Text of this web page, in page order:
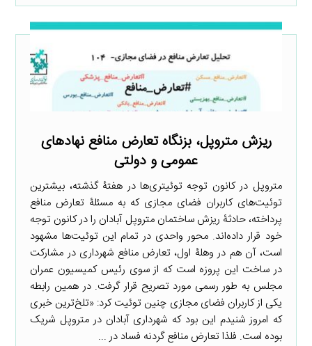
ریزش متروپل، بزنگاه تعارض منافع نهادهای
عمومی و دولتی
متروپل در کانون توجه توئیتری‌ها در هفتۀ گذشته، بیشترین
توئیت‌های کاربران فضای مجازی که به مسئلۀ تعارض منافع
پرداخته، حادثۀ ریزش ساختمان متروپل آبادان را در کانون توجه
خود قرار داده‌اند. محور واحدی در تمام این توئیت‌ها مشهود
است، آن هم در وهلۀ اول، تعارض منافع شهرداری در مشارکت
در ساخت این پروزه است که از سوی رئیس کمیسیون عمران
مجلس به طور رسمی مورد تصریح قرار گرفت. در همین رابطه
یکی از کاربران فضای مجازی چنین توئیت کرد: «تلخ‌ترین خبری
که امروز شنیدم این بود که شهرداری آبادان در متروپل شریک
بوده است. فلذا تعارض منافع گردنه فساد در ...